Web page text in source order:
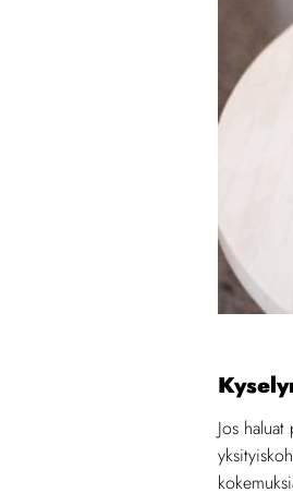
Jos